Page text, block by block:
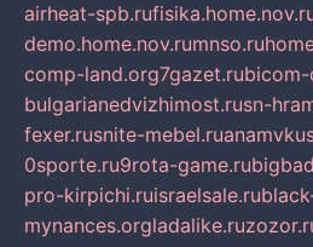
airheat-spb.ru
demo.home.nov.rumnso.ru
comp-land.org7gazet.rubicom-
bulgarianedvizhimost.rusn-
fexer.rusnite-mebel.ru
0sporte.ru9rota-game.ru
pro-kirpichi.ruisraelsale.ru
mynances.orgladalike.ru